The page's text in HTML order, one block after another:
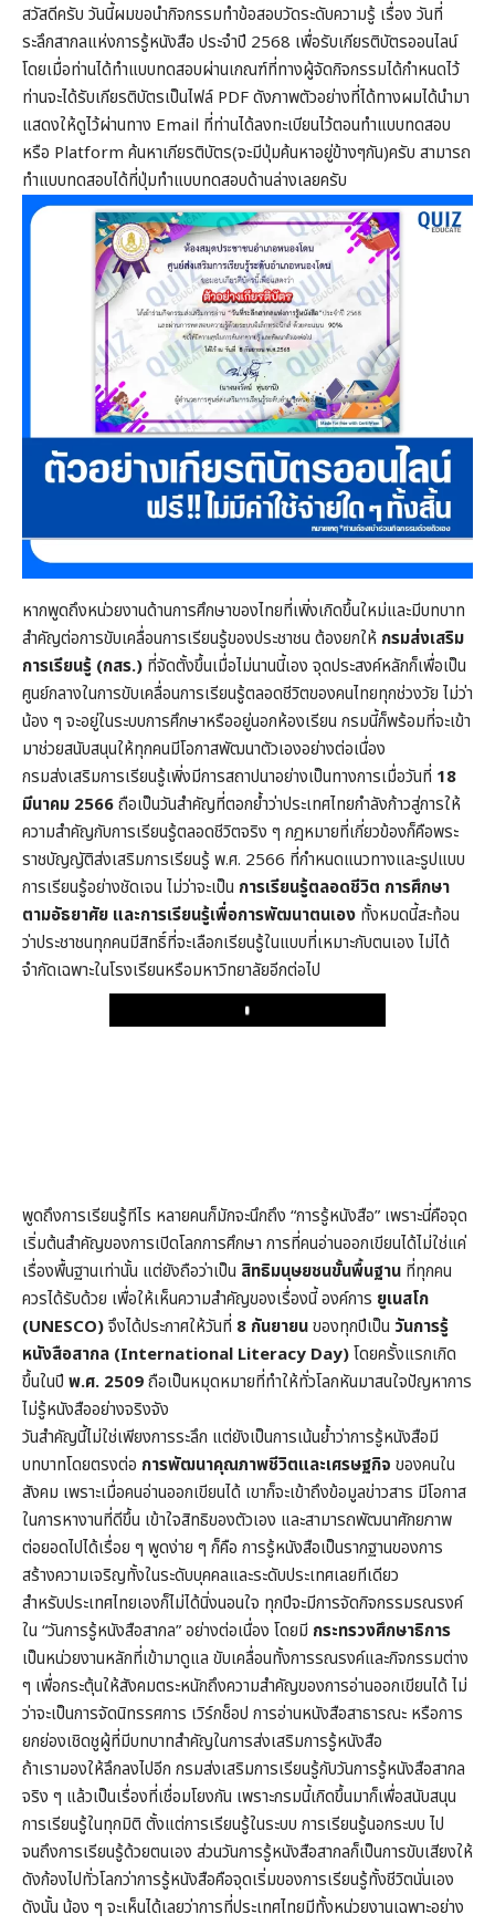
สวัสดีครับ วันนี้ผมขอนำกิจกรรมทำข้อสอบวัดระดับความรู้ เรื่อง วันที่
ระลึกสากลแห่งการรู้หนังสือ ประจำปี 2568 เพื่อรับเกียรติบัตรออนไลน์
โดยเมื่อท่านได้ทำแบบทดสอบผ่านเกณฑ์ที่ทางผู้จัดกิจกรรมได้กำหนดไว้
ท่านจะได้รับเกียรติบัตรเป็นไฟล์ PDF ดังภาพตัวอย่างที่ได้ทางผมได้นำมา
แสดงให้ดูไว้ผ่านทาง Email ที่ท่านได้ลงทะเบียนไว้ตอนทำแบบทดสอบ
หรือ Platform ค้นหาเกียรติบัตร(จะมีปุ่มค้นหาอยู่ข้างๆกัน)ครับ สามารถ
ทำแบบทดสอบได้ที่ปุ่มทำแบบทดสอบด้านล่างเลยครับ
หากพูดถึงหน่วยงานด้านการศึกษาของไทยที่เพิ่งเกิดขึ้นใหม่และมีบทบาท
สำคัญต่อการขับเคลื่อนการเรียนรู้ของประชาชน ต้องยกให้ กรมส่งเสริม
การเรียนรู้ (กสร.) ที่จัดตั้งขึ้นเมื่อไม่นานนี้เอง จุดประสงค์หลักก็เพื่อเป็น
ศูนย์กลางในการขับเคลื่อนการเรียนรู้ตลอดชีวิตของคนไทยทุกช่วงวัย ไม่ว่า
น้อง ๆ จะอยู่ในระบบการศึกษาหรืออยู่นอกห้องเรียน กรมนี้ก็พร้อมที่จะเข้า
มาช่วยสนับสนุนให้ทุกคนมีโอกาสพัฒนาตัวเองอย่างต่อเนื่อง
กรมส่งเสริมการเรียนรู้เพิ่งมีการสถาปนาอย่างเป็นทางการเมื่อวันที่ 18
มีนาคม 2566ถือเป็นวันสำคัญที่ตอกย้ำว่าประเทศไทยกำลังก้าวสู่การให้
ความสำคัญกับการเรียนรู้ตลอดชีวิตจริง ๆ กฎหมายที่เกี่ยวข้องก็คือพระ
ราชบัญญัติส่งเสริมการเรียนรู้ พ.ศ. 2566 ที่กำหนดแนวทางและรูปแบบ
การเรียนรู้อย่างชัดเจน ไม่ว่าจะเป็น การเรียนรู้ตลอดชีวิต การศึกษา
ตามอัธยาศัย และการเรียนรู้เพื่อการพัฒนาตนเอง ทั้งหมดนี้สะท้อน
ว่าประชาชนทุกคนมีสิทธิ์ที่จะเลือกเรียนรู้ในแบบที่เหมาะกับตนเอง ไม่ได้
จำกัดเฉพาะในโรงเรียนหรือมหาวิทยาลัยอีกต่อไป
Play
พูดถึงการเรียนรู้ทีไร หลายคนก็มักจะนึกถึง “การรู้หนังสือ” เพราะนี่คือจุด
เริ่มต้นสำคัญของการเปิดโลกการศึกษา การที่คนอ่านออกเขียนได้ไม่ใช่แค่
เรื่องพื้นฐานเท่านั้น แต่ยังถือว่าเป็น สิทธิมนุษยชนขั้นพื้นฐาน ที่ทุกคน
ควรได้รับด้วย เพื่อให้เห็นความสำคัญของเรื่องนี้ องค์การ ยูเนสโก
(UNESCO)จึงได้ประกาศให้วันที่ 8 กันยายนของทุกปีเป็น วันการรู้
หนังสือสากล (International Literacy Day)โดยครั้งแรกเกิด
ขึ้นในปี พ.ศ. 2509ถือเป็นหมุดหมายที่ทำให้ทั่วโลกหันมาสนใจปัญหาการ
ไม่รู้หนังสืออย่างจริงจัง
วันสำคัญนี้ไม่ใช่เพียงการระลึก แต่ยังเป็นการเน้นย้ำว่าการรู้หนังสือมี
บทบาทโดยตรงต่อ การพัฒนาคุณภาพชีวิตและเศรษฐกิจ ของคนใน
สังคม เพราะเมื่อคนอ่านออกเขียนได้ เขาก็จะเข้าถึงข้อมูลข่าวสาร มีโอกาส
ในการหางานที่ดีขึ้น เข้าใจสิทธิของตัวเอง และสามารถพัฒนาศักยภาพ
ต่อยอดไปได้เรื่อย ๆ พูดง่าย ๆ ก็คือ การรู้หนังสือเป็นรากฐานของการ
สร้างความเจริญทั้งในระดับบุคคลและระดับประเทศเลยทีเดียว
สำหรับประเทศไทยเองก็ไม่ได้นิ่งนอนใจ ทุกปีจะมีการจัดกิจกรรมรณรงค์
ใน “วันการรู้หนังสือสากล” อย่างต่อเนื่อง โดยมี กระทรวงศึกษาธิการ
เป็นหน่วยงานหลักที่เข้ามาดูแล ขับเคลื่อนทั้งการรณรงค์และกิจกรรมต่าง
ๆ เพื่อกระตุ้นให้สังคมตระหนักถึงความสำคัญของการอ่านออกเขียนได้ ไม่
ว่าจะเป็นการจัดนิทรรศการ เวิร์กช็อป การอ่านหนังสือสาธารณะ หรือการ
ยกย่องเชิดชูผู้ที่มีบทบาทสำคัญในการส่งเสริมการรู้หนังสือ
ถ้าเรามองให้ลึกลงไปอีก กรมส่งเสริมการเรียนรู้กับวันการรู้หนังสือสากล
จริง ๆ แล้วเป็นเรื่องที่เชื่อมโยงกัน เพราะกรมนี้เกิดขึ้นมาก็เพื่อสนับสนุน
การเรียนรู้ในทุกมิติ ตั้งแต่การเรียนรู้ในระบบ การเรียนรู้นอกระบบ ไป
จนถึงการเรียนรู้ด้วยตนเอง ส่วนวันการรู้หนังสือสากลก็เป็นการขับเสียงให้
ดังก้องไปทั่วโลกว่าการรู้หนังสือคือจุดเริ่มของการเรียนรู้ทั้งชีวิตนั่นเอง
ดังนั้น น้อง ๆ จะเห็นได้เลยว่าการที่ประเทศไทยมีทั้งหน่วยงานเฉพาะอย่าง